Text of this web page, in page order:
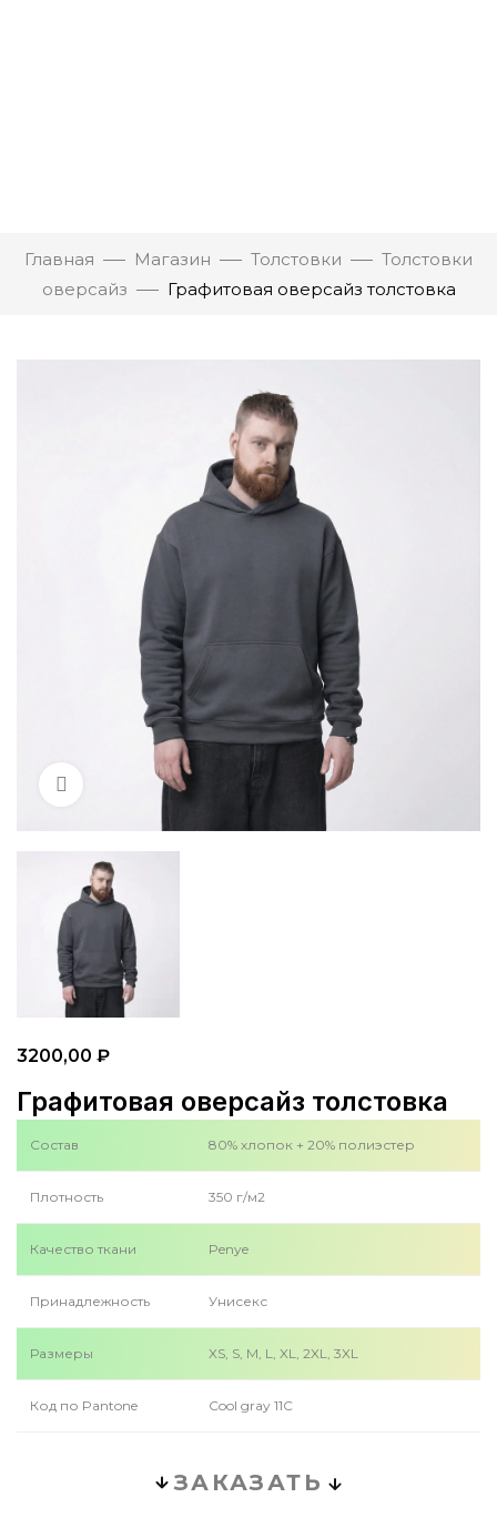
Главная Магазин Толстовки
Толстовки
оверсайз
Графитовая оверсайз толстовка
Click to enlarge
3200,00 ₽
Графитовая оверсайз толстовка
Состав 80% хлопок + 20% полиэстер
Плотность 350 г/м2
Качество ткани Penye
Принадлежность Унисекс
Размеры XS, S, M, L, XL, 2XL, 3XL
Код по Pantone Cool gray 11C
ЗАКАЗАТЬ